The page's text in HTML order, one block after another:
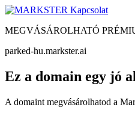
Kapcsolat
MEGVÁSÁROLHATÓ
parked-hu.markster.ai
Ez a domain egy jó
A domaint megvásárolhatod a